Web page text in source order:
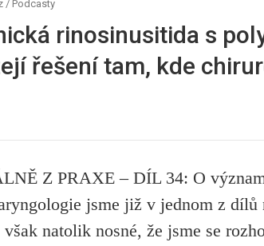
/ Podcasty
rinosinusitida s
řešení tam, kde
Z PRAXE –⁠ DÍL 34: O
jsme již v jednom z dílů
však natolik nosné, že jsme se